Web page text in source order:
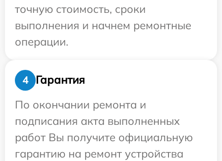
точную стоимость, сроки
выполнения и начнем ремонтные
операции.
4
Гарантия
По окончании ремонта и
подписания акта выполненных
работ Вы получите официальную
гарантию на ремонт устройства